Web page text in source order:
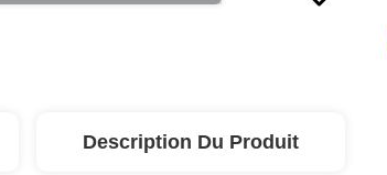
Description Du Produit